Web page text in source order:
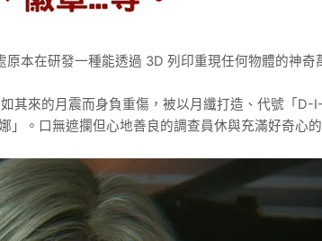
本在研發一種能透過 3D 列印重現任何物體的神奇
其來的月震而身負重傷，被以月纖打造、代號「 D-
。口無遮攔但心地善良的調查員休與充滿好奇心